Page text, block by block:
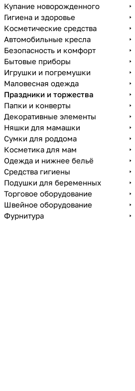
Купание новорожденного
Гигиена и здоровье
Косметические средства
Автомобильные кресла
Безопасность и комфорт
Бытовые приборы
Игрушки и погремушки
Маловесная одежда
Праздники и торжества
Папки и конверты
Декоративные элементы
Няшки для мамашки
Сумки для роддома
Косметика для мам
Одежда и нижнее бельё
Средства гигиены
Подушки для беременных
Торговое оборудование
Швейное оборудование
Фурнитура